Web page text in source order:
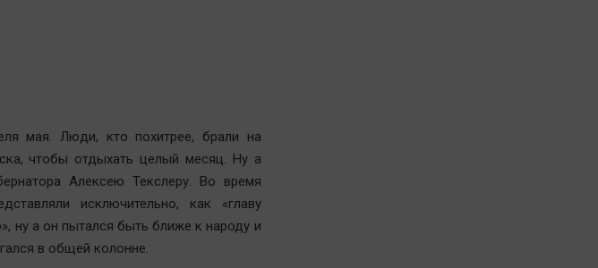
мая. Люди, кто похитрее, брали на
чтобы отдыхать целый месяц. Ну а
Алексею Текслеру. Во время
исключительно, как «главу
ну а он пытался быть ближе к народу и
в общей колонне.